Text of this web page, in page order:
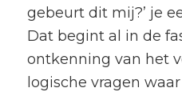
gebeurt dit mij?’ je
Dat begint al in de
ontkenning van het
logische vragen